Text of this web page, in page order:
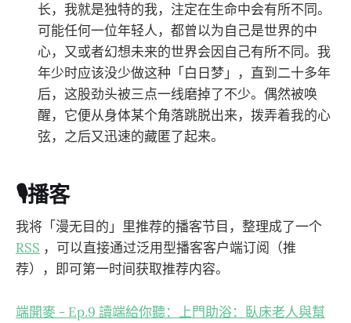
长，我就是独特的我，注定在生命中会有所不同。
可能任何一位年轻人，都曾以为自己是世界的中
心，又或者幻想未来的世界会因自己有所不同。我
年少时应该没少做这种「白日梦」，直到二十多年
后，这股劲头被三点一线磨掉了不少。偶然被唤
醒，它便从身体某个角落跳脱出来，拨弄着我的心
弦，之后又迅速的藏匿了起来。
🎙️播客
我将「漫无目的」里推荐的播客节目，整理成了一个
RSS ，可以直接通过泛用型播客客户端订阅（推
荐），即可第一时间获取推荐内容。
端開麥 - Ep.9 讀端給你聽：上門助浴：臥床老人與幫